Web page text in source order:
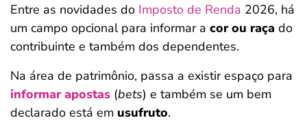
Entre as novidades do Imposto de Renda 2026, há
um campo opcional para informar a cor ou raça do
contribuinte e também dos dependentes.
Na área de patrimônio, passa a existir espaço para
informar apostas (bets) e também se um bem
declarado está em usufruto.